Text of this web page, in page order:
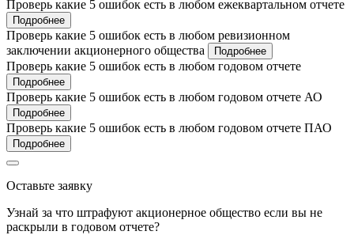
Проверь какие 5 ошибок есть в любом ежеквартальном отчете
Подробнее
Проверь какие 5 ошибок есть в любом ревизионном
заключении акционерного общества
Подробнее
Проверь какие 5 ошибок есть в любом годовом отчете
Подробнее
Проверь какие 5 ошибок есть в любом годовом отчете АО
Подробнее
Проверь какие 5 ошибок есть в любом годовом отчете ПАО
Подробнее
Оставьте заявку
Узнай за что штрафуют акционерное общество если вы не
раскрыли в годовом отчете?